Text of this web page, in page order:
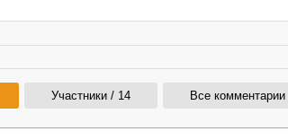
Участники / 14 Все комментарии